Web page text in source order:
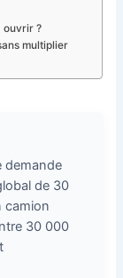
ouvrir ?
multiplier
demande
de 30
camion
30 000